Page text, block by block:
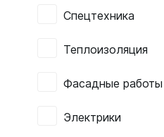
Спецтехника
Теплоизоляция
Фасадные работы
Электрики